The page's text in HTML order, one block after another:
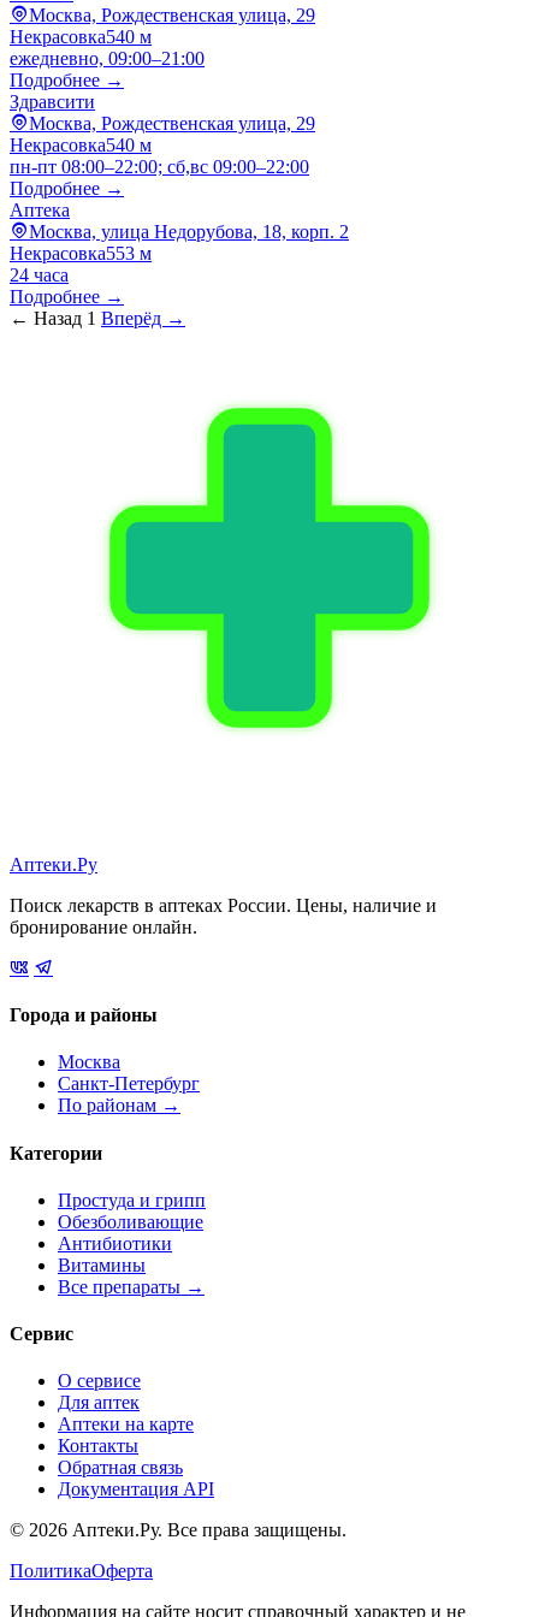
Москва, Рождественская улица, 29
Некрасовка540 м
ежедневно, 09:00–21:00
Подробнее →
Здравсити
Москва, Рождественская улица, 29
Некрасовка540 м
пн-пт 08:00–22:00; сб,вс 09:00–22:00
Подробнее →
Аптека
Москва, улица Недорубова, 18, корп. 2
Некрасовка553 м
24 часа
Подробнее →
← Назад 1 Вперёд →
Аптеки.Ру
Поиск лекарств в аптеках России. Цены, наличие и
бронирование онлайн.
Города и районы
Москва
Санкт-Петербург
По районам →
Категории
Простуда и грипп
Обезболивающие
Антибиотики
Витамины
Все препараты →
Сервис
О сервисе
Для аптек
Аптеки на карте
Контакты
Обратная связь
Документация API
© 2026 Аптеки.Ру. Все права защищены.
ПолитикаОферта
Информация на сайте носит справочный характер и не